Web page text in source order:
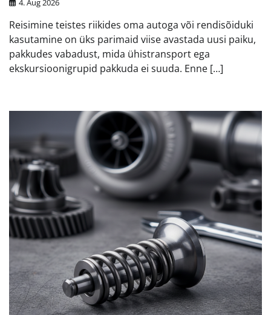
4. Aug 2026
Reisimine teistes riikides oma autoga või rendisõiduki
kasutamine on üks parimaid viise avastada uusi paiku,
pakkudes vabadust, mida ühistransport ega
ekskursioonigrupid pakkuda ei suuda. Enne […]